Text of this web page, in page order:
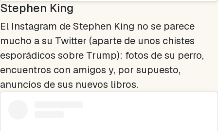
Stephen King
El Instagram de Stephen King no se parece
mucho a su Twitter (aparte de unos chistes
esporádicos sobre Trump): fotos de su perro,
encuentros con amigos y, por supuesto,
anuncios de sus nuevos libros.